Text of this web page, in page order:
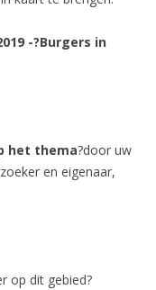
-?Burgers in
het thema?door uw
en eigenaar,
op dit gebied?